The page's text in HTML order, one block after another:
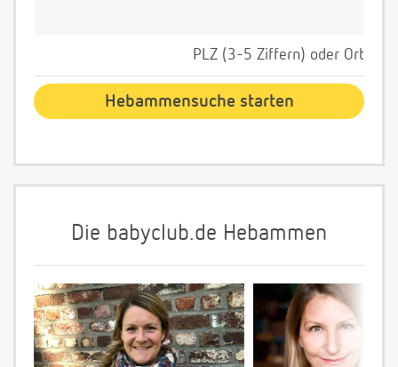
PLZ (3-5 Ziffern) oder Ort
Die babyclub.de Hebammen